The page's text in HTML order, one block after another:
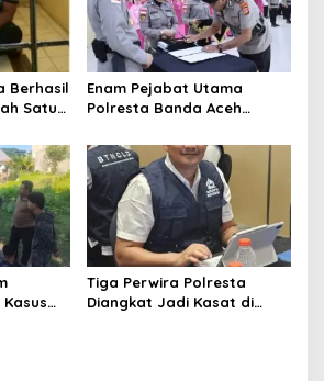
Berhasil
Satu
Enam Pejabat Utama
Polresta Banda Aceh
Tiga Perwira Polresta
Diangkat Jadi Kasat di